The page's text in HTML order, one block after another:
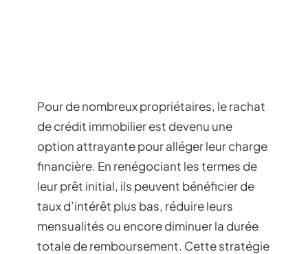
Pour de nombreux propriétaires, le rachat
de crédit immobilier est devenu une
option attrayante pour alléger leur charge
financière. En renégociant les termes de
leur prêt initial, ils peuvent bénéficier de
taux d’intérêt plus bas, réduire leurs
mensualités ou encore diminuer la durée
totale de remboursement. Cette stratégie